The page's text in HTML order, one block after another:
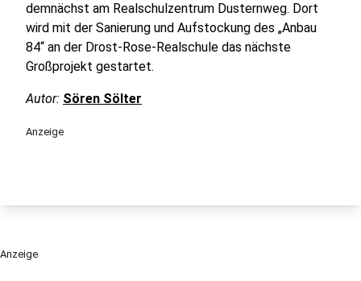
demnächst am Realschulzentrum Dusternweg. Dort
wird mit der Sanierung und Aufstockung des „Anbau
84“ an der Drost-Rose-Realschule das nächste
Großprojekt gestartet.
Autor: Sören Sölter
Anzeige
Anzeige